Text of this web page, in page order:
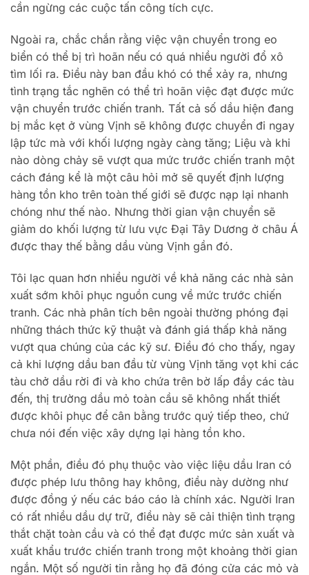
cần ngừng các cuộc tấn công tích cực.
Ngoài ra, chắc chắn rằng việc vận chuyển trong eo
biển có thể bị trì hoãn nếu có quá nhiều người đổ xô
tìm lối ra. Điều này ban đầu khó có thể xảy ra, nhưng
tình trạng tắc nghẽn có thể trì hoãn việc đạt được mức
vận chuyển trước chiến tranh. Tất cả số dầu hiện đang
bị mắc kẹt ở vùng Vịnh sẽ không được chuyển đi ngay
lập tức mà với khối lượng ngày càng tăng; Liệu và khi
nào dòng chảy sẽ vượt qua mức trước chiến tranh một
cách đáng kể là một câu hỏi mở sẽ quyết định lượng
hàng tồn kho trên toàn thế giới sẽ được nạp lại nhanh
chóng như thế nào. Nhưng thời gian vận chuyển sẽ
giảm do khối lượng từ lưu vực Đại Tây Dương ở châu Á
được thay thế bằng dầu vùng Vịnh gần đó.
Tôi lạc quan hơn nhiều người về khả năng các nhà sản
xuất sớm khôi phục nguồn cung về mức trước chiến
tranh. Các nhà phân tích bên ngoài thường phóng đại
những thách thức kỹ thuật và đánh giá thấp khả năng
vượt qua chúng của các kỹ sư. Điều đó cho thấy, ngay
cả khi lượng dầu ban đầu từ vùng Vịnh tăng vọt khi các
tàu chở dầu rời đi và kho chứa trên bờ lấp đầy các tàu
đến, thị trường dầu mỏ toàn cầu sẽ không nhất thiết
được khôi phục để cân bằng trước quý tiếp theo, chứ
chưa nói đến việc xây dựng lại hàng tồn kho.
Một phần, điều đó phụ thuộc vào việc liệu dầu Iran có
được phép lưu thông hay không, điều này dường như
được đồng ý nếu các báo cáo là chính xác. Người Iran
có rất nhiều dầu dự trữ, điều này sẽ cải thiện tình trạng
thắt chặt toàn cầu và có thể đạt được mức sản xuất và
xuất khẩu trước chiến tranh trong một khoảng thời gian
ngắn. Một số người tin rằng họ đã đóng cửa các mỏ và